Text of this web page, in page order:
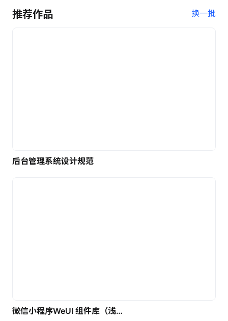
推荐作品 换一批
后台管理系统设计规范
微信小程序WeUI 组件库（浅色）| 免费UI设计素材